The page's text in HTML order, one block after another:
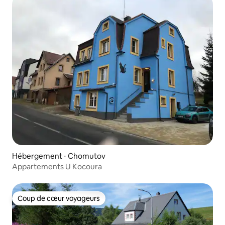
Hébergement ⋅ Chomutov
Appartements U Kocoura
Coup de cœur voyageurs
Coup de cœur voyageurs